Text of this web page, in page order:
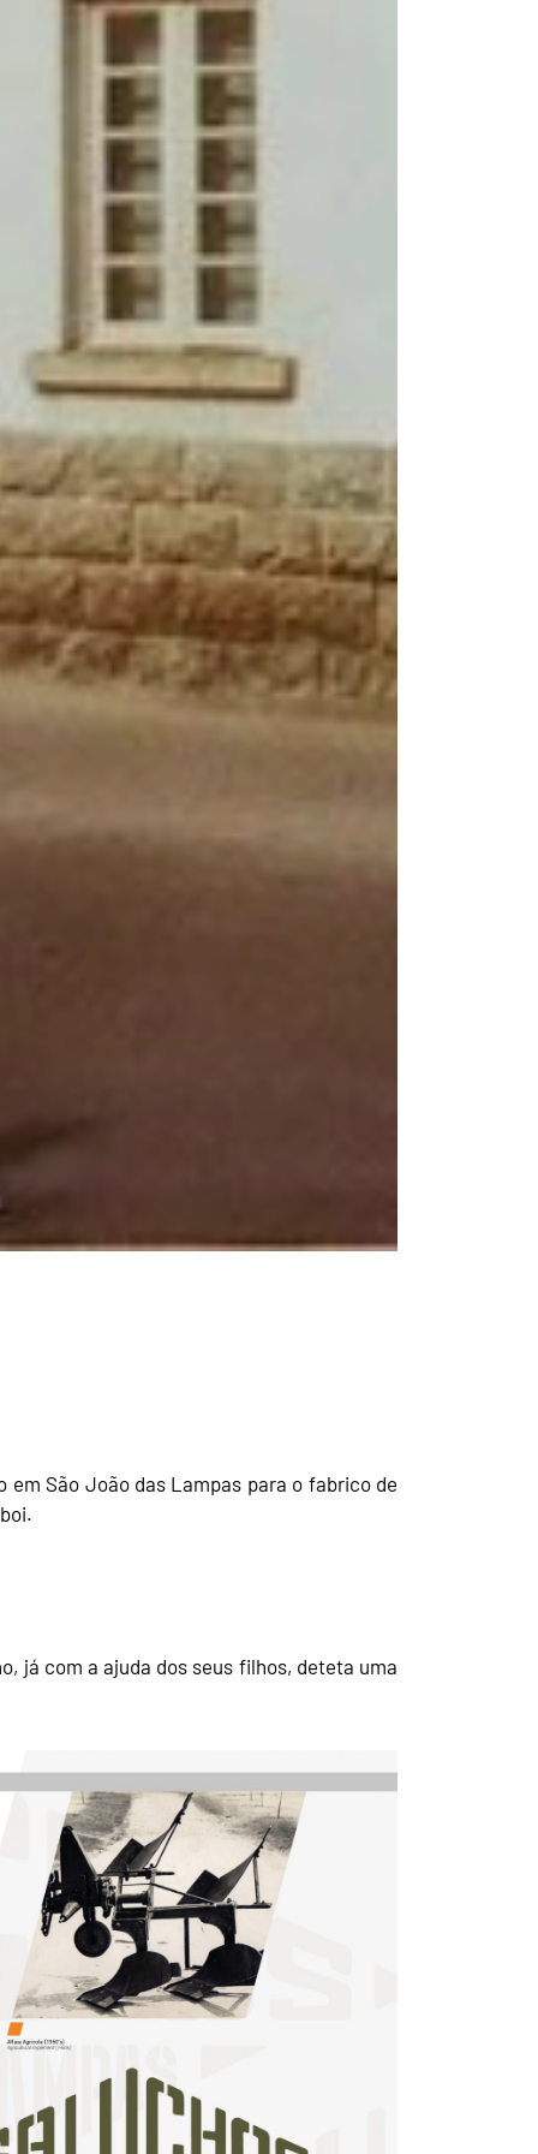
em São João das Lampas para o fabrico de
já com a ajuda dos seus filhos, deteta uma